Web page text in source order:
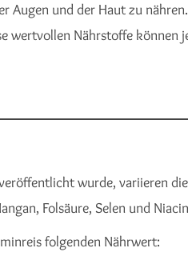
Augen und der Haut zu
wertvollen Nährstoffe
wurde, variieren
Folsäure, Selen und
folgenden Nährwert: